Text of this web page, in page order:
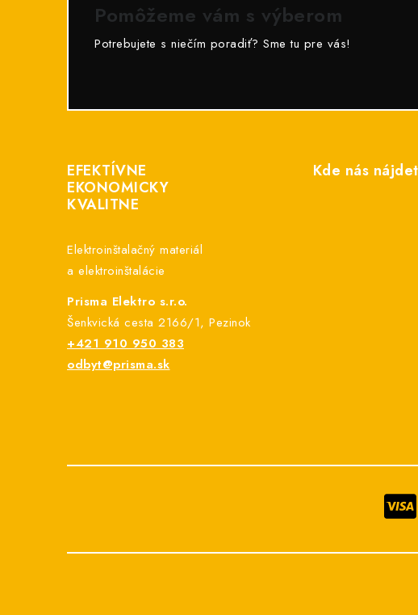
Pomôžeme vám s výberom
Potrebujete s niečím poradiť? Sme tu pre vás!
EFEKTÍVNE
EKONOMICKY
KVALITNE
Elektroinštalačný materiál
a elektroinštalácie
Prisma Elektro s.r.o.
Šenkvická cesta 2166/1, Pezinok
+421 910 950 383
odbyt@prisma.sk
Kde nás